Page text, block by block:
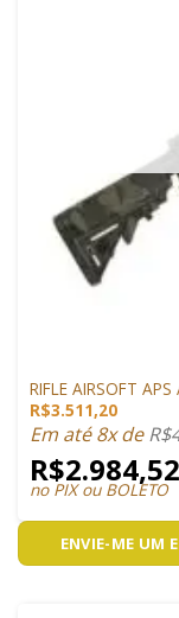
RIFLE AIRSOFT
R$3.511,20
Em até 8x deR$
R$2.984,52
no PIX ou BOLETO
ENVIE-ME UM